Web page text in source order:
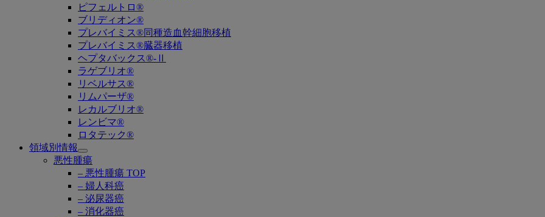
ピフェルトロ®
ブリディオン®
プレバイミス®同種造血幹細胞移植
プレバイミス®臓器移植
ヘプタバックス®-Ⅱ
ラゲブリオ®
リベルサス®
リムパーザ®
レカルブリオ®
レンビマ®
ロタテック®
領域別情報
Open
submenu
悪性腫瘍
– 悪性腫瘍 TOP
– 婦人科癌
– 泌尿器癌
– 消化器癌